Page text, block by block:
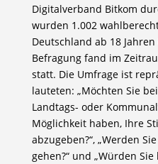
Digitalverband Bitkom
wurden 1.002
Deutschland ab 18
Befragung fand im
statt. Die Umfrage ist
lauteten: „Möchten Sie
Landtags- oder
Möglichkeit haben, Ihre
abzugeben?“, „Werden
gehen?“ und „Würden